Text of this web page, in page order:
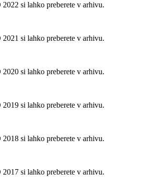
si lahko preberete v arhivu.
si lahko preberete v arhivu.
si lahko preberete v arhivu.
si lahko preberete v arhivu.
si lahko preberete v arhivu.
si lahko preberete v arhivu.